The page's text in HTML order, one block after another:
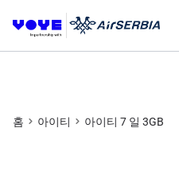
홈 아이티 아이티 7 일 3GB